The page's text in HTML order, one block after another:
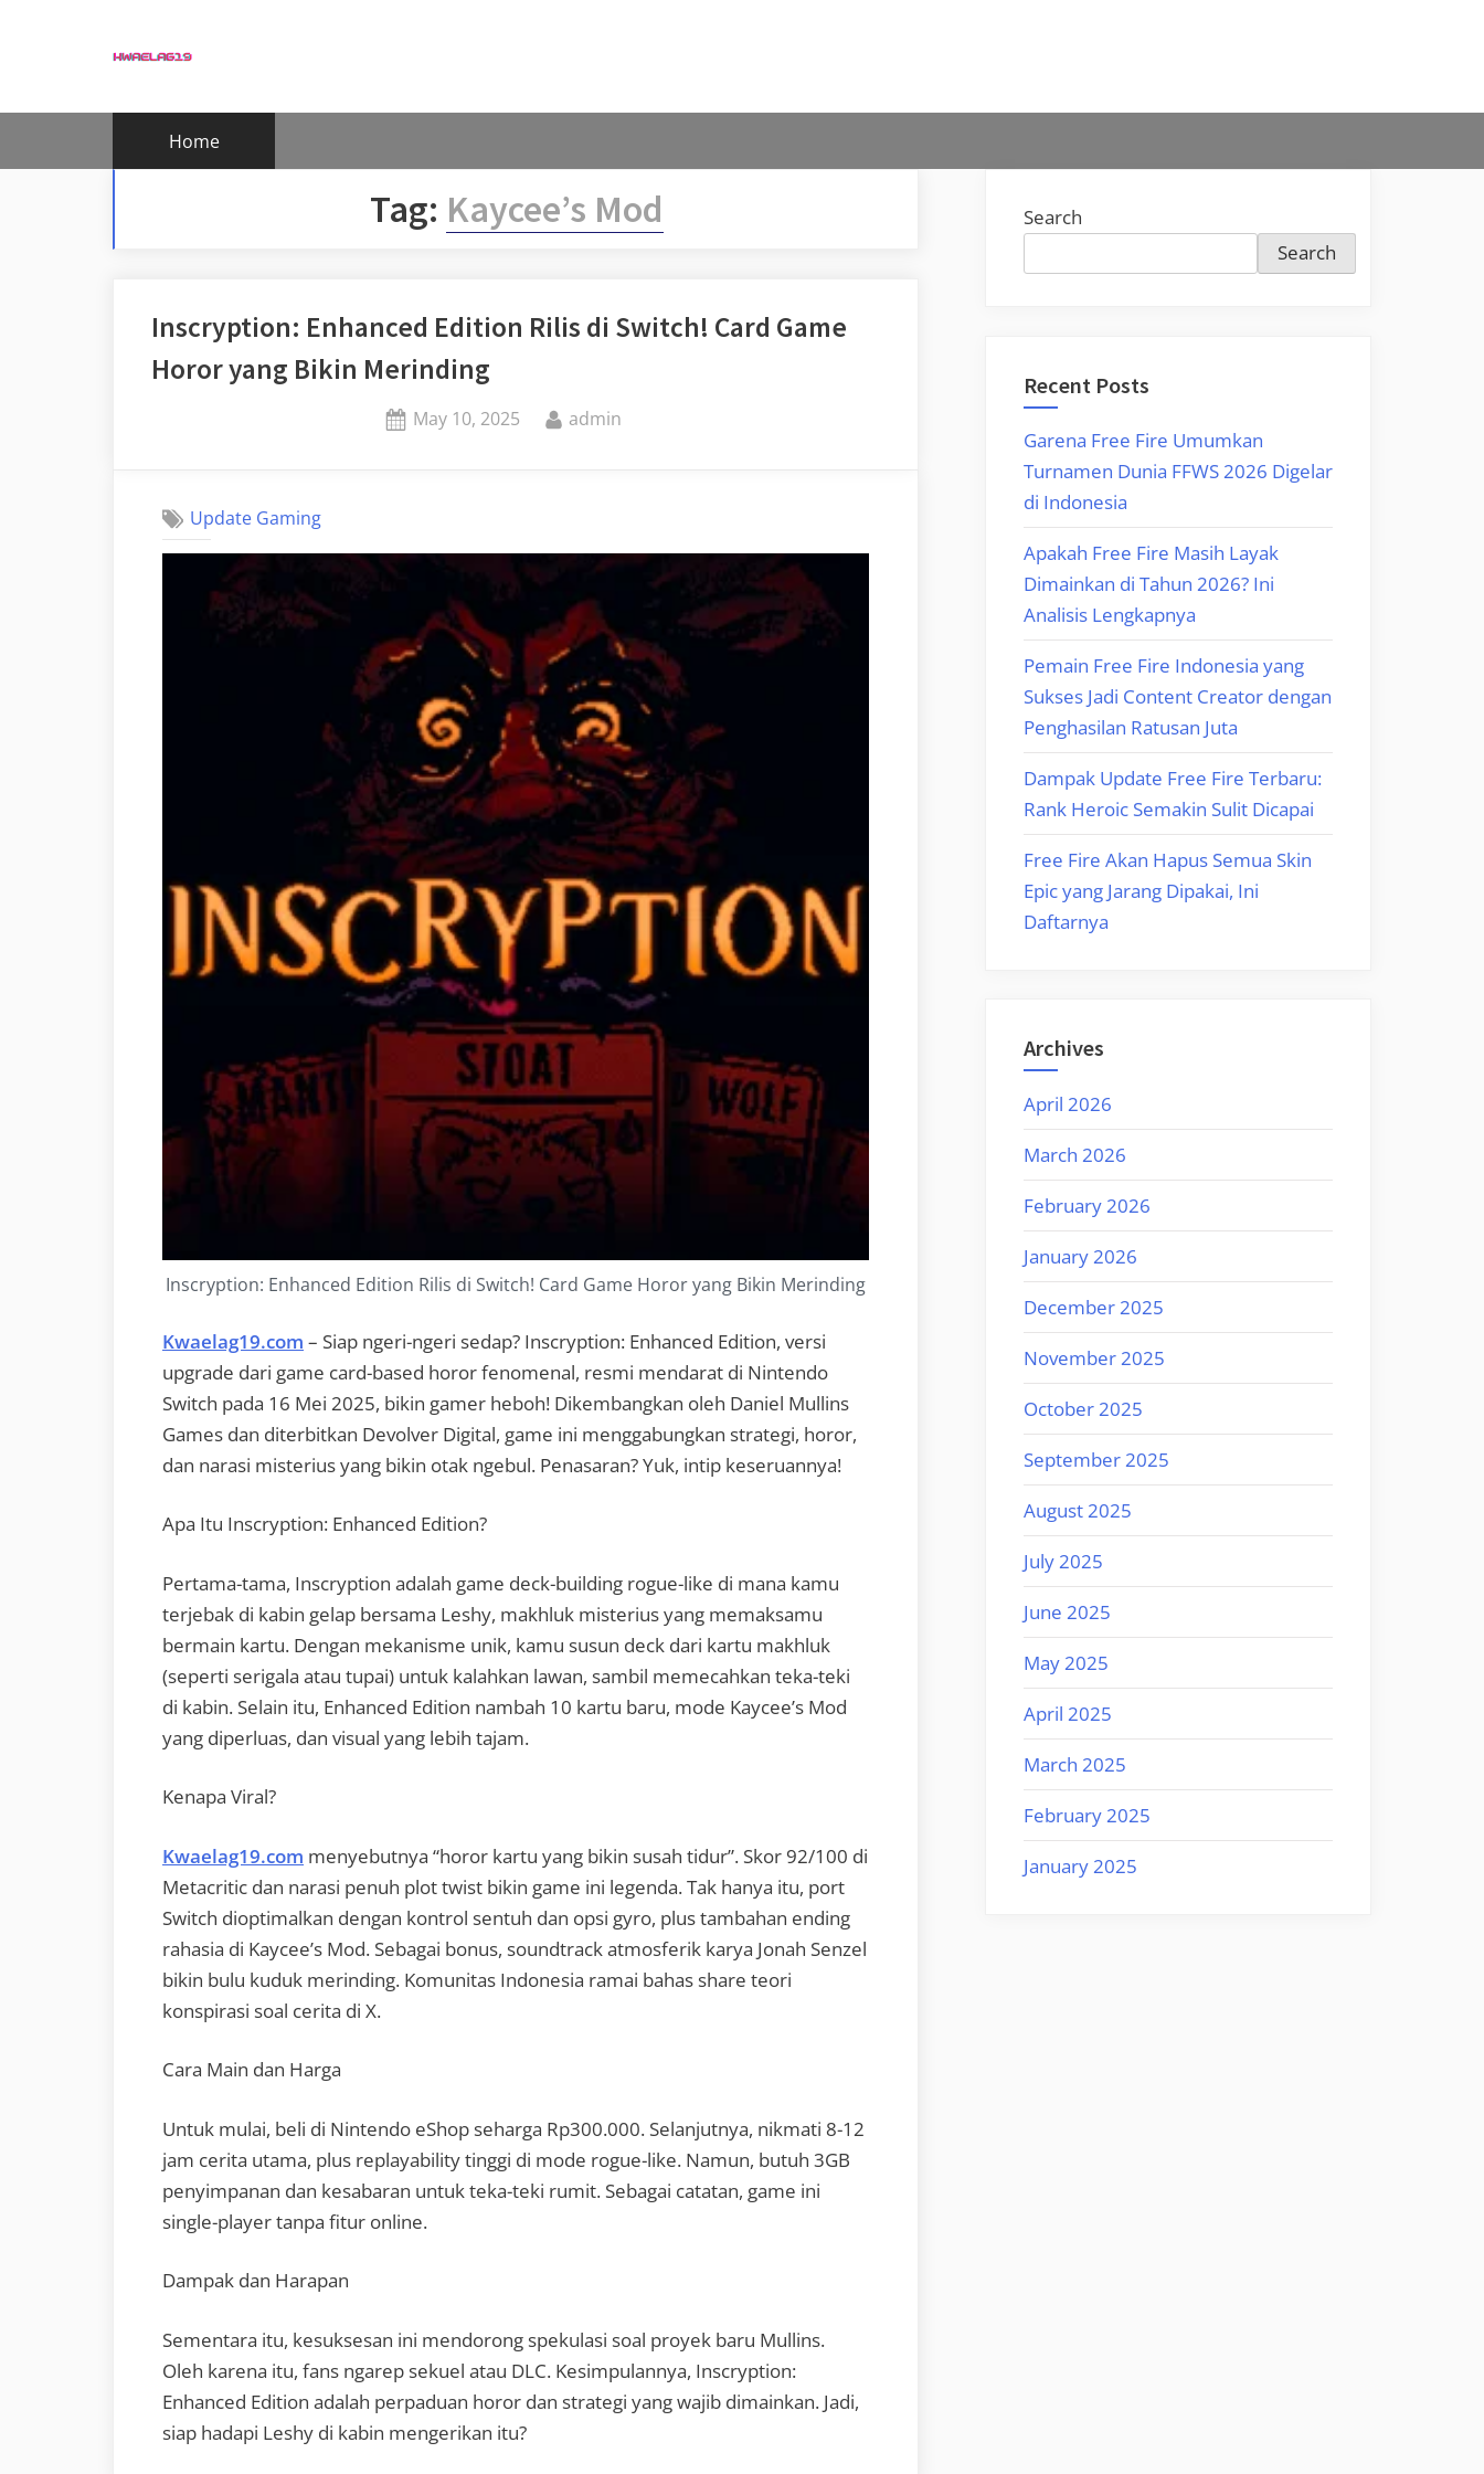
Home
Tag: Kaycee’s Mod
Inscryption: Enhanced Edition Rilis di Switch! Card Game
Horor yang Bikin Merinding
Posted
May 10, 2025 By
admin
Update Gaming
Inscryption: Enhanced Edition Rilis di Switch! Card Game Horor yang Bikin Merinding
Kwaelag19.com – Siap ngeri-ngeri sedap? Inscryption: Enhanced Edition, versi
upgrade dari game card-based horor fenomenal, resmi mendarat di Nintendo
Switch pada 16 Mei 2025, bikin gamer heboh! Dikembangkan oleh Daniel Mullins
Games dan diterbitkan Devolver Digital, game ini menggabungkan strategi, horor,
dan narasi misterius yang bikin otak ngebul. Penasaran? Yuk, intip keseruannya!
Apa Itu Inscryption: Enhanced Edition?
Pertama-tama, Inscryption adalah game deck-building rogue-like di mana kamu
terjebak di kabin gelap bersama Leshy, makhluk misterius yang memaksamu
bermain kartu. Dengan mekanisme unik, kamu susun deck dari kartu makhluk
(seperti serigala atau tupai) untuk kalahkan lawan, sambil memecahkan teka-teki
di kabin. Selain itu, Enhanced Edition nambah 10 kartu baru, mode Kaycee’s Mod
yang diperluas, dan visual yang lebih tajam.
Kenapa Viral?
Kwaelag19.com menyebutnya “horor kartu yang bikin susah tidur”. Skor 92/100 di
Metacritic dan narasi penuh plot twist bikin game ini legenda. Tak hanya itu, port
Switch dioptimalkan dengan kontrol sentuh dan opsi gyro, plus tambahan ending
rahasia di Kaycee’s Mod. Sebagai bonus, soundtrack atmosferik karya Jonah Senzel
bikin bulu kuduk merinding. Komunitas Indonesia ramai bahas share teori
konspirasi soal cerita di X.
Cara Main dan Harga
Untuk mulai, beli di Nintendo eShop seharga Rp300.000. Selanjutnya, nikmati 8-12
jam cerita utama, plus replayability tinggi di mode rogue-like. Namun, butuh 3GB
penyimpanan dan kesabaran untuk teka-teki rumit. Sebagai catatan, game ini
single-player tanpa fitur online.
Dampak dan Harapan
Sementara itu, kesuksesan ini mendorong spekulasi soal proyek baru Mullins.
Oleh karena itu, fans ngarep sekuel atau DLC. Kesimpulannya, Inscryption:
Enhanced Edition adalah perpaduan horor dan strategi yang wajib dimainkan. Jadi,
siap hadapi Leshy di kabin mengerikan itu?
Search
Search
Recent Posts
Garena Free Fire Umumkan
Turnamen Dunia FFWS 2026 Digelar
di Indonesia
Apakah Free Fire Masih Layak
Dimainkan di Tahun 2026? Ini
Analisis Lengkapnya
Pemain Free Fire Indonesia yang
Sukses Jadi Content Creator dengan
Penghasilan Ratusan Juta
Dampak Update Free Fire Terbaru:
Rank Heroic Semakin Sulit Dicapai
Free Fire Akan Hapus Semua Skin
Epic yang Jarang Dipakai, Ini
Daftarnya
Archives
April 2026
March 2026
February 2026
January 2026
December 2025
November 2025
October 2025
September 2025
August 2025
July 2025
June 2025
May 2025
April 2025
March 2025
February 2025
January 2025